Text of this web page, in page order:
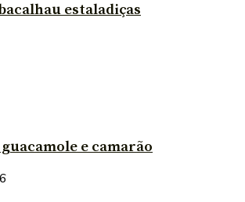
estaladiças
e camarão